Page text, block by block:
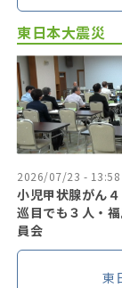
東日本大震災
2026/07/23 - 13:58
小児甲状腺がん
巡目でも３人・
員会
東